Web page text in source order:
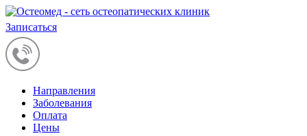
Записаться
Направления
Заболевания
Оплата
Цены